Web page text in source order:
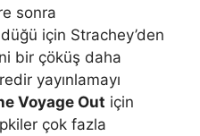
sonra
için Strachey’den
bir çöküş daha
yayınlamayı
Voyage Out için
çok fazla